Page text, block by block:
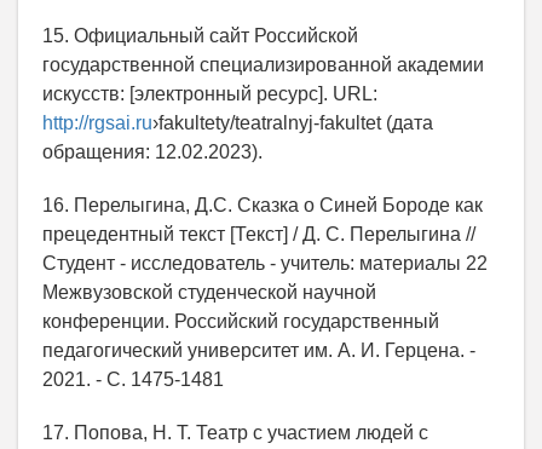
15. Официальный сайт Российской
государственной специализированной академии
искусств: [электронный ресурс]. URL:
http://rgsai.ru›fakultety/teatralnyj-fakultet (дата
обращения: 12.02.2023).
16. Перелыгина, Д.С. Сказка о Синей Бороде как
прецедентный текст [Текст] / Д. С. Перелыгина //
Студент - исследователь - учитель: материалы 22
Межвузовской студенческой научной
конференции. Российский государственный
педагогический университет им. А. И. Герцена. -
2021. - С. 1475-1481
17. Попова, Н. Т. Театр с участием людей с